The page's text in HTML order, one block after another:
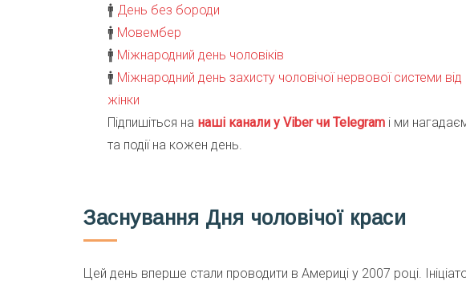
🚹 День без бороди
🚹 Мовембер
🚹 Міжнародний день чоловіків
🚹 Міжнародний день захисту чоловічої нервової системи від
жінки
Підпишіться на наші канали у Viber чи Telegram і ми
та події на кожен день.
Заснування Дня чоловічої краси
Цей день вперше стали проводити в Америці у 2007 році.